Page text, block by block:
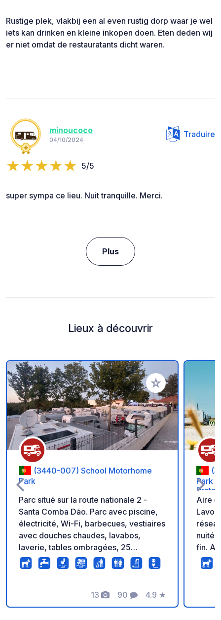
Rustige plek, vlakbij een al even rustig dorp waar je wel
iets kan drinken en kleine inkopen doen. Eten deden wij
er niet omdat de restauratants dicht waren.
minoucoco
04/10/2024
Traduire
5/5
super sympa ce lieu. Nuit tranquille. Merci.
Plus
Lieux à découvrir
Ajouter à vos
(3440-007) School Motorhome
Park
Parc situé sur la route nationale 2 -
Santa Comba Dão. Parc avec piscine,
électricité, Wi-Fi, barbecues, vestiaires
avec douches chaudes, lavabos,
laverie, tables ombragées, 25
emplacements pour camping-cars et
caravanes de 50 m². Aire de service
services sont inclus dans le séjour. Le
parc propose également deux maisons
13
Photos
90
Commentaires
4.9
Note
★
Park
Prata
Aire
fin.